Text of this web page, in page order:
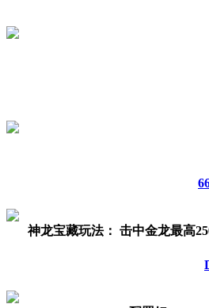
神龙宝藏玩法： 击中金龙最高